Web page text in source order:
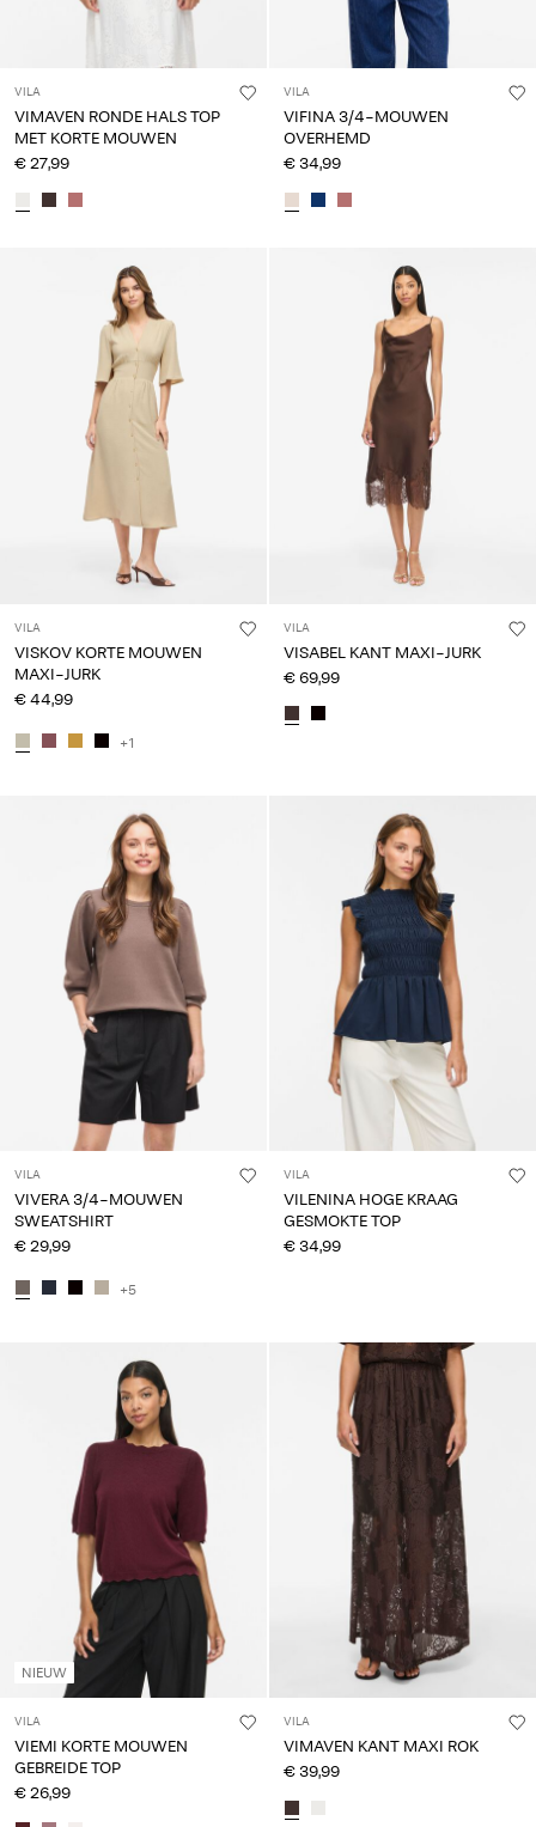
VILA
VIMAVEN RONDE HALS TOP
MET KORTE MOUWEN
€ 27,99
VILA
VIFINA 3/4-MOUWEN
OVERHEMD
€ 34,99
VILA
VISKOV KORTE MOUWEN
MAXI-JURK
€ 44,99
+1
VILA
VISABEL KANT MAXI-JURK
€ 69,99
VILA
VIVERA 3/4-MOUWEN
SWEATSHIRT
€ 29,99
+5
VILA
VILENINA HOGE KRAAG
GESMOKTE TOP
€ 34,99
NIEUW
VILA
VIEMI KORTE MOUWEN
GEBREIDE TOP
€ 26,99
VILA
VIMAVEN KANT MAXI ROK
€ 39,99